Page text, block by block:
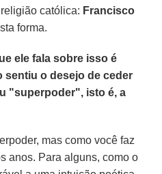
católica: Francisco
forma.
ele fala sobre isso é
sentiu o desejo de ceder
"superpoder", isto é, a
mas como você faz
anos. Para alguns, como o